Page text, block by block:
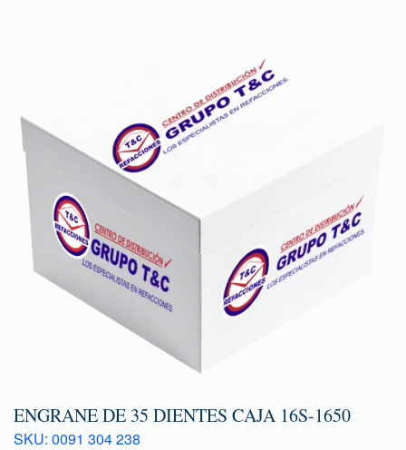
ENGRANE DE 35 DIENTES CAJA 16S-1650
SKU: 0091 304 238